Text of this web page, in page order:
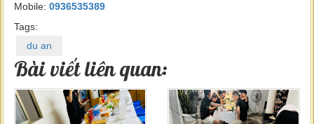
Mobile: 0936535389
Tags:
du an
Bài viết liên quan: